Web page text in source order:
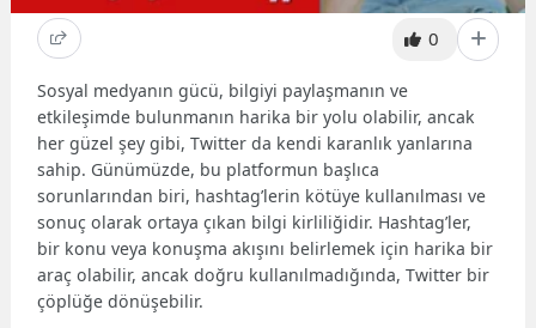
0
Sosyal medyanın gücü, bilgiyi paylaşmanın ve
etkileşimde bulunmanın harika bir yolu olabilir, ancak
her güzel şey gibi, Twitter da kendi karanlık yanlarına
sahip. Günümüzde, bu platformun başlıca
sorunlarından biri, hashtag’lerin kötüye kullanılması ve
sonuç olarak ortaya çıkan bilgi kirliliğidir. Hashtag’ler,
bir konu veya konuşma akışını belirlemek için harika bir
araç olabilir, ancak doğru kullanılmadığında, Twitter bir
çöplüğe dönüşebilir.